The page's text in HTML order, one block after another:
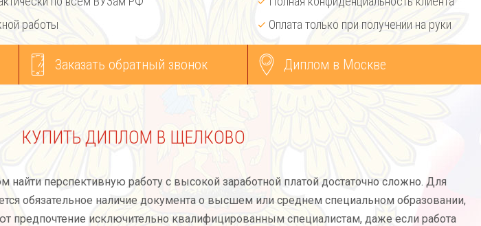
работы
Оплата только при получении на руки
Заказать обратный звонок Диплом в Москве
КУПИТЬ ДИПЛОМ В ЩЕЛКОВО
перспективную работу с высокой заработной платой достаточно сложно. Для
обязательное наличие документа о высшем или среднем специальном образовании,
предпочтение исключительно квалифицированным специалистам, даже если работа